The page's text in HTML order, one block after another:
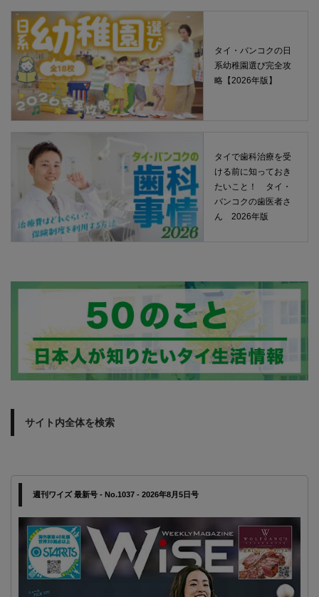
タイ・バンコクの日
系幼稚園選び完全攻
略【2026年版】
タイで歯科治療を受
ける前に知っておき
たいこと！ タイ・
バンコクの歯医者さ
ん 2026年版
サイト内全体を検索
週刊ワイズ 最新号 - No.1037 - 2026年8月5日号